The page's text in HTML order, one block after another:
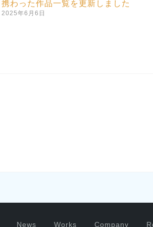
携わった作品一覧を更新しました
2025年6月6日
News Works Company